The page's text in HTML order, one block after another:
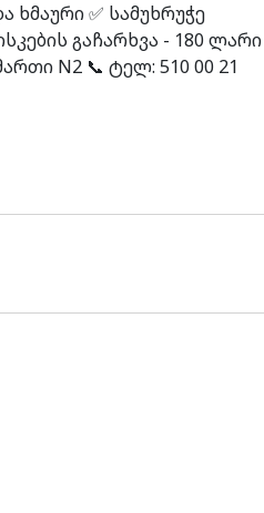
✅ სამუხრუჭე
გაჩარხვა - 180 ლარი
N2 📞 ტელ: 510 00 21